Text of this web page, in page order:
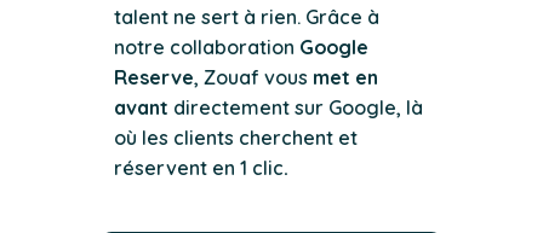
talent ne sert à rien. Grâce à
notre collaboration Google
Reserve, Zouaf vous met en
avant directement sur Google, là
où les clients cherchent et
réservent en 1 clic.